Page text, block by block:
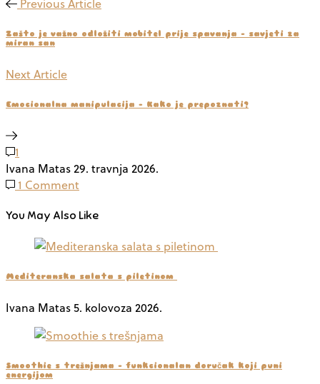
Previous Article
Zašto je važno odložiti mobitel prije spavanja – savjeti za
miran san
Next Article
Emocionalna manipulacija - Kako je prepoznati?
1
Ivana Matas29. travnja 2026.
1 Comment
You May Also Like
Mediteranska salata s piletinom
Ivana Matas5. kolovoza 2026.
Smoothie s trešnjama – funkcionalan doručak koji puni
energijom